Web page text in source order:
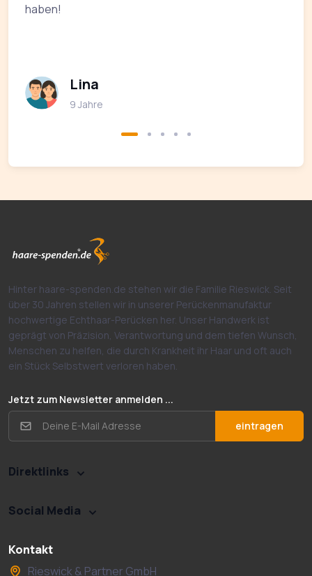
haben!
Lina
9 Jahre
Hinter haare-spenden.de stehen wir die Familie Rieswick. Seit
über 30 Jahren stellen wir in unserer Perückenmanufaktur
hochwertige Echthaar-Perücken her. Unser Handwerk ist
geprägt von Präzision, Verantwortung und dem tiefen Wunsch,
Menschen zu helfen, die durch Krankheit ihr Haar und oft auch
ein Stück Selbstwert verloren haben.
Jetzt zum Newsletter anmelden ...
eintragen
Direktlinks
Social Media
Kontakt
Rieswick & Partner GmbH